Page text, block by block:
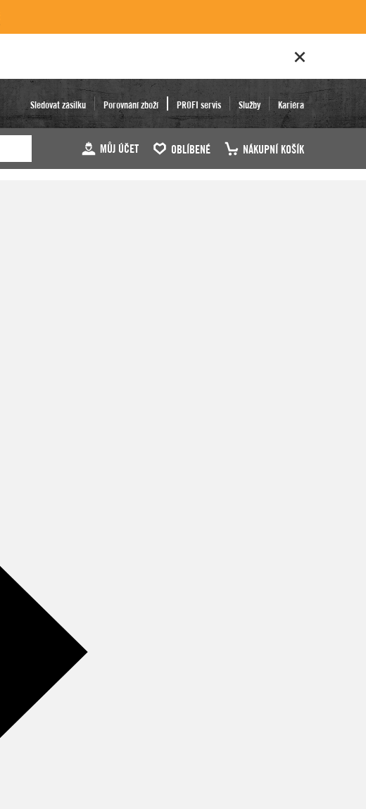
Sledovat zásilku Porovnání zboží PROFI servis Služby Kariéra
MŮJ ÚČET OBLÍBENÉ NÁKUPNÍ KOŠÍK